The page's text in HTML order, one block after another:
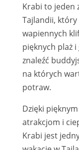
Krabi to jeden
Tajlandii, który
wapiennych
pięknych plaż
znaleźć
na których
potraw.
Dzięki
atrakcjom i
Krabi jest